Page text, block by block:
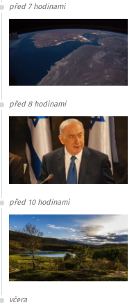
před 7 hodinami
před 8 hodinami
před 10 hodinami
včera